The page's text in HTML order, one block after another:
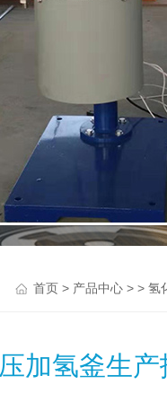
首页> 产品中心> > 氢
加氢釜生产